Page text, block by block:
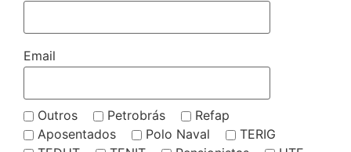
Email
Outros Petrobrás
Refap
Aposentados
Polo Naval
TERIG